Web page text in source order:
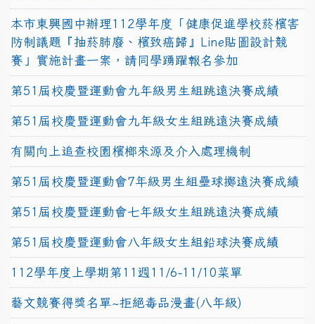
本市東興國中辦理112學年度「健康促進學校菸檳害
防制議題『抽菸肺廢、檳致癌歸』Line貼圖設計競
賽」實施計畫一案，請同學踴躍報名參加
第51屆校慶暨運動會九年級男生組跳遠決賽成績
第51屆校慶暨運動會九年級女生組跳遠決賽成績
有關向上追查校園檳榔來源及介入處理機制
第51屆校慶暨運動會7年級男生組壘球擲遠決賽成績
第51屆校慶暨運動會七年級女生組跳遠決賽成績
第51屆校慶暨運動會八年級女生組鉛球決賽成績
112學年度上學期第11週11/6-11/10菜單
藝文競賽得獎名單~拒絕毒品漫畫(八年級)